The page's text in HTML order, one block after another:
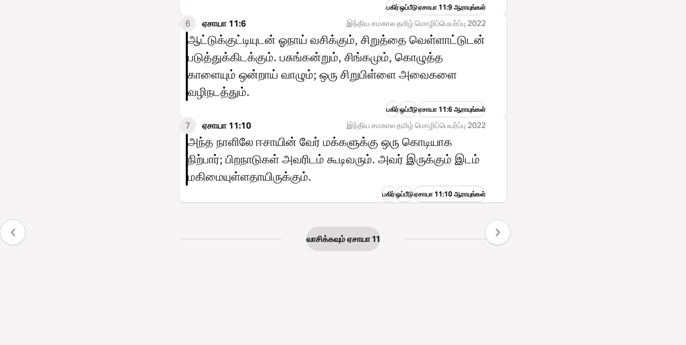
பகிர்ஒப்பீடுஏசாயா 11:9 ஆராயுங்கள்
6 ஏசாயா 11:6 இந்திய சமகால தமிழ் மொழிப்பெயர்ப்பு 2022
ஆட்டுக்குட்டியுடன் ஓநாய் வசிக்கும், சிறுத்தை வெள்ளாட்டுடன்
படுத்துக்கிடக்கும். பசுங்கன்றும், சிங்கமும், கொழுத்த
காளையும் ஒன்றாய் வாழும்; ஒரு சிறுபிள்ளை அவைகளை
வழிநடத்தும்.
பகிர்ஒப்பீடுஏசாயா 11:6 ஆராயுங்கள்
7 ஏசாயா 11:10 இந்திய சமகால தமிழ் மொழிப்பெயர்ப்பு 2022
அந்த நாளிலே ஈசாயின் வேர் மக்களுக்கு ஒரு கொடியாக
நிற்பார்; பிறநாடுகள் அவரிடம் கூடிவரும். அவர் இருக்கும் இடம்
மகிமையுள்ளதாயிருக்கும்.
பகிர்ஒப்பீடுஏசாயா 11:10 ஆராயுங்கள்
வாசிக்கவும் ஏசாயா 11